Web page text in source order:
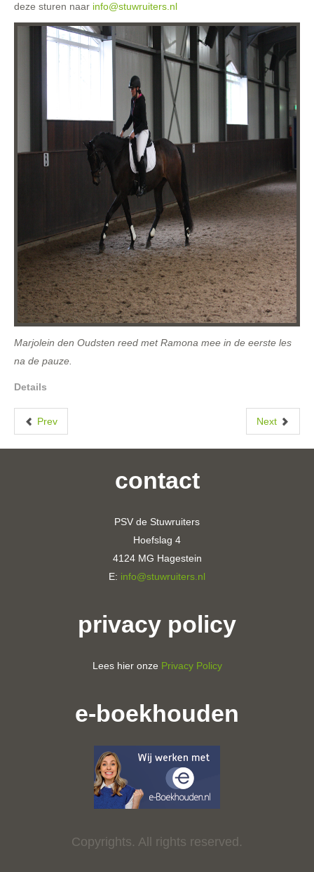
deze sturen naar info@stuwruiters.nl
Marjolein den Oudsten reed met Ramona mee in de eerste les
na de pauze.
Details
Prev Next
contact
PSV de Stuwruiters
Hoefslag 4
4124 MG Hagestein
E: info@stuwruiters.nl
privacy policy
Lees hier onze Privacy Policy
e-boekhouden
Copyrights. All rights reserved.